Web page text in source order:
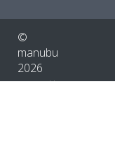
©
manubu
2026
powered by